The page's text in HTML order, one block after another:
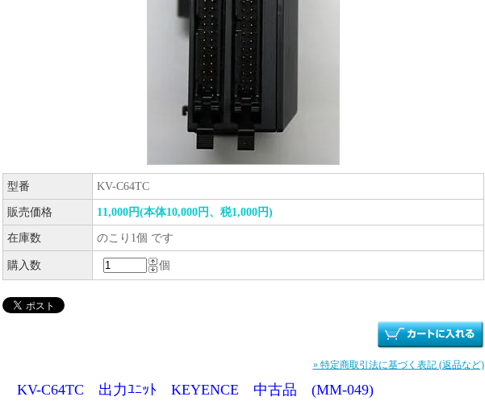
型番 KV-C64TC
販売価格 11,000円(本体10,000円、税1,000円)
在庫数 のこり1個 です
購入数 個
» 特定商取引法に基づく表記 (返品など)
KV-C64TC 出力ﾕﾆｯﾄ KEYENCE 中古品 (MM-049)